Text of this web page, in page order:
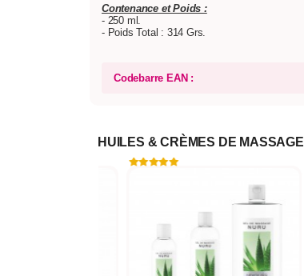
Contenance et Poids :
- 250 ml.
- Poids Total : 314 Grs.
Codebarre EAN :
HUILES & CRÈMES DE MASSAGE